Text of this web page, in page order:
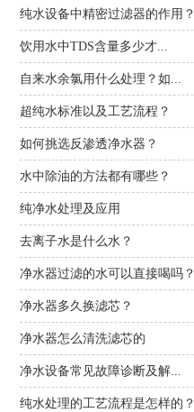
纯水设备中精密过滤器的作用？
饮用水中TDS含量多少才...
自来水余氯用什么处理？如...
超纯水标准以及工艺流程？
如何挑选反渗透净水器？
水中除油的方法都有哪些？
纯净水处理及应用
去离子水是什么水？
净水器过滤的水可以直接喝吗？
净水器多久换滤芯？
净水器怎么清洗滤芯的
净水设备常见故障诊断及解...
纯水处理的工艺流程是怎样的？